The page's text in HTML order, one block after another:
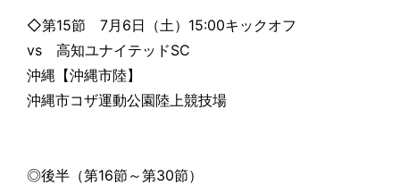
◇第15節 7月6日（土）15:00キックオフ
vs 高知ユナイテッドSC
沖縄【沖縄市陸】
沖縄市コザ運動公園陸上競技場
◎後半（第16節～第30節）